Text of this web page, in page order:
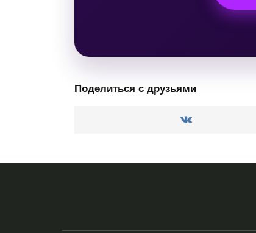
Поделиться с друзьями